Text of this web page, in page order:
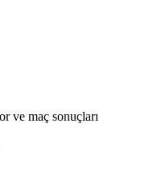
ve maç sonuçları